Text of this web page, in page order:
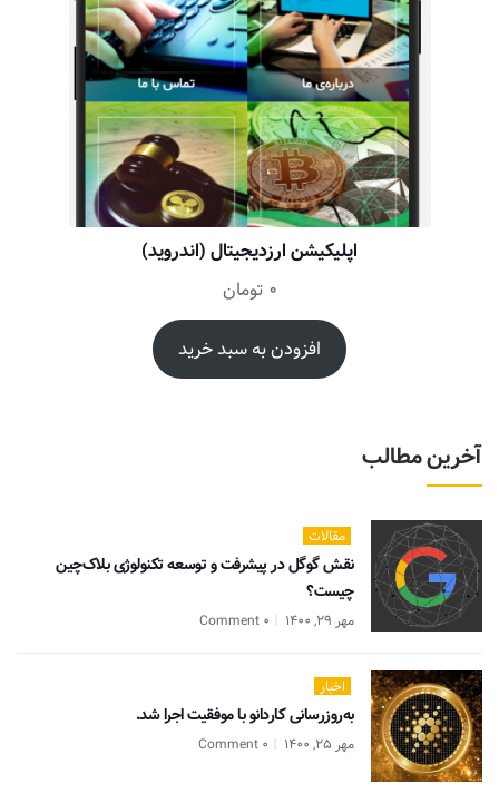
اپلیکیشن ارزدیجیتال (اندروید)
0 تومان
افزودن به سبد خرید
آخرین مطالب
مقالات
نقش گوگل در پیشرفت و توسعه تکنولوژی بلاک‌چین
چیست؟
مهر 29, 1400 0 Comment
اخبار
به‌روزرسانی کاردانو با موفقیت اجرا شد.
مهر 25, 1400 0 Comment